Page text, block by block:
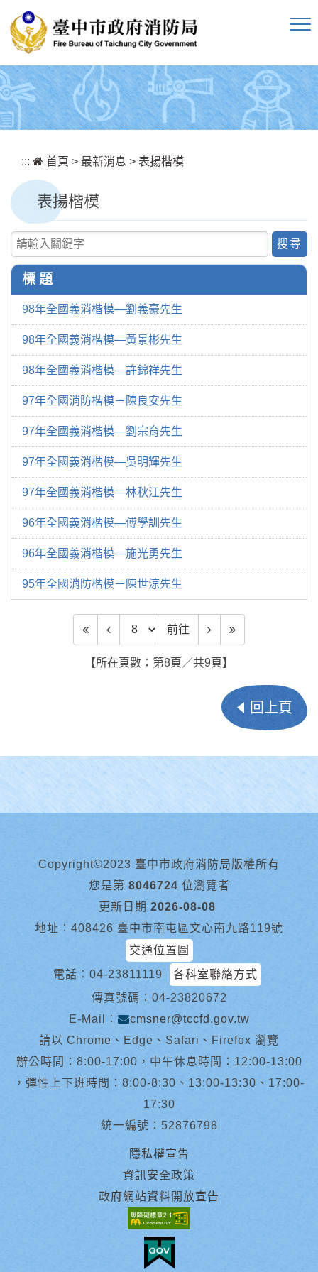
::: 首頁 > 最新消息 > 表揚楷模
表揚楷模
關鍵字查詢
標 題
98年全國義消楷模—劉義豪先生
98年全國義消楷模—黃景彬先生
98年全國義消楷模—許錦祥先生
97年全國消防楷模－陳良安先生
97年全國義消楷模—劉宗育先生
97年全國義消楷模—吳明輝先生
97年全國義消楷模—林秋江先生
96年全國義消楷模—傅學訓先生
96年全國義消楷模—施光勇先生
95年全國消防楷模－陳世涼先生
前往頁數 前往
【所在頁數：第8頁／共9頁】
回上頁
Copyright©2023 臺中市政府消防局版權所有
您是第 8046724 位瀏覽者
更新日期 2026-08-08
地址︰408426 臺中市南屯區文心南九路119號
交通位置圖
電話︰ 04-23811119
各科室聯絡方式
傳真號碼：04-23820672
E-Mail︰
cmsner@tccfd.gov.tw
請以 Chrome、Edge、Safari、Firefox 瀏覽
辦公時間：8:00-17:00，中午休息時間：12:00-13:00
，彈性上下班時間：8:00-8:30、13:00-13:30、17:00-
17:30
統一編號：52876798
隱私權宣告
資訊安全政策
政府網站資料開放宣告